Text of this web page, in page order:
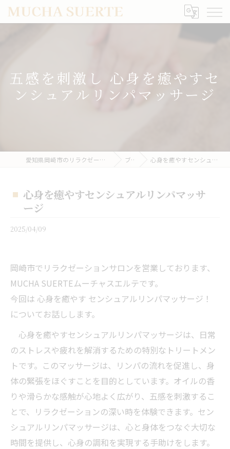
五感を刺激し 心身を癒やすセ
ンシュアルリンパマッサージ
愛知県岡崎市のリラクゼーションならMUCHA SUERTE ブログ 心身を癒やすセンシュアルリンパマッサージ
心身を癒やすセンシュアルリンパマッサ
ージ
2025/04/09
岡崎市でリラクゼーションサロンを営業しております、
MUCHA SUERTEムーチャスエルテです。
今回は 心身を癒やす センシュアルリンパマッサージ！
についてお話しします。
心身を癒やすセンシュアルリンパマッサージは、日常
のストレスや疲れを解消するための特別なトリートメン
トです。このマッサージは、リンパの流れを促進し、身
体の緊張をほぐすことを目的としています。オイルの香
りや滑らかな感触が心地よく広がり、五感を刺激するこ
とで、リラクゼーションの深い時を体験できます。セン
シュアルリンパマッサージは、心と身体をつなぐ大切な
時間を提供し、心身の調和を実現する手助けをします。